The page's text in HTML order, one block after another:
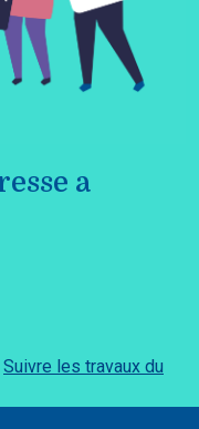
a
Suivre les travaux du